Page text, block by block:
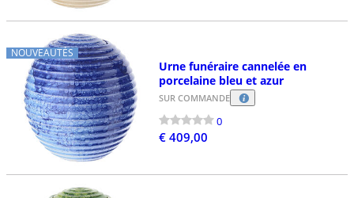
NOUVEAUTÉS
Urne funéraire cannelée en
porcelaine bleu et azur
SUR COMMANDE
0
€ 409,00